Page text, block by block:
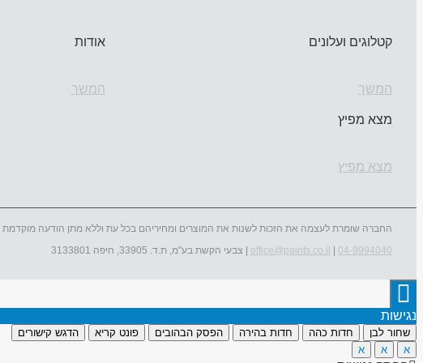
קטלוגים ועלונים
המשך
אודות
המשך
מצא מפיץ
מצא מפיץ
החברה שומרת לעצמה את הזכות לשנות את המוצרים ומחיריהם בכל עת וללא מתן הודעה מוקדמת |
04-9994040
office@paints.co.il | צבעי הקשת בע"מ, ת.ד. 33905, חיפה 3133801
נגישות
שחור לבן חדות כהה חדות בהירה הפסק הבהובים פונט קריא
הדגש קישורים
א
א א